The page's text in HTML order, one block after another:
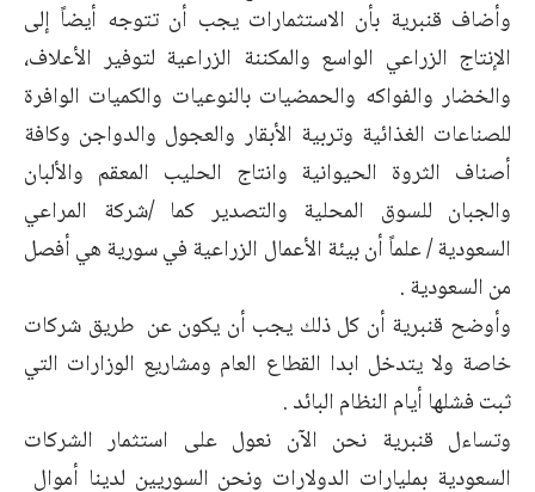
وأضاف قنبرية بأن الاستثمارات يجب أن تتوجه أيضاً إلى
الإنتاج الزراعي الواسع والمكننة الزراعية لتوفير الأعلاف،
والخضار والفواكه والحمضيات بالنوعيات والكميات الوافرة
للصناعات الغذائية وتربية الأبقار والعجول والدواجن وكافة
أصناف الثروة الحيوانية وانتاج الحليب المعقم والألبان
والجبان للسوق المحلية والتصدير كما /شركة المراعي
السعودية / علماً أن بيئة الأعمال الزراعية في سورية هي أفصل
من السعودية .
وأوضح قنبرية أن كل ذلك يجب أن يكون عن طريق شركات
خاصة ولا يتدخل ابدا القطاع العام ومشاريع الوزارات التي
ثبت فشلها أيام النظام البائد .
وتساءل قنبرية نحن الآن نعول على استثمار الشركات
السعودية بمليارات الدولارات ونحن السوريين لدينا أموال